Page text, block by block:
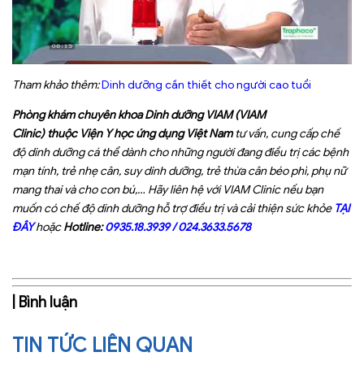
Tham khảo thêm:Dinh dưỡng cần thiết cho người cao tuổi
Phòng khám chuyên khoa Dinh dưỡng VIAM (VIAM
Clinic) thuộc Viện Y học ứng dụng Việt Namtư vấn, cung cấp chế
độ dinh dưỡng cá thể dành cho những người đang điều trị các bệnh
mạn tính, trẻ nhẹ cân, suy dinh dưỡng, trẻ thừa cân béo phì, phụ nữ
mang thai và cho con bú,… Hãy liên hệ với VIAM Clinic nếu bạn
muốn có chế độ dinh dưỡng hỗ trợ điều trị và cải thiện sức khỏe TẠI
ĐÂYhoặcHotline:0935.18.3939/024.3633.5678
| Bình luận
TIN TỨC LIÊN QUAN